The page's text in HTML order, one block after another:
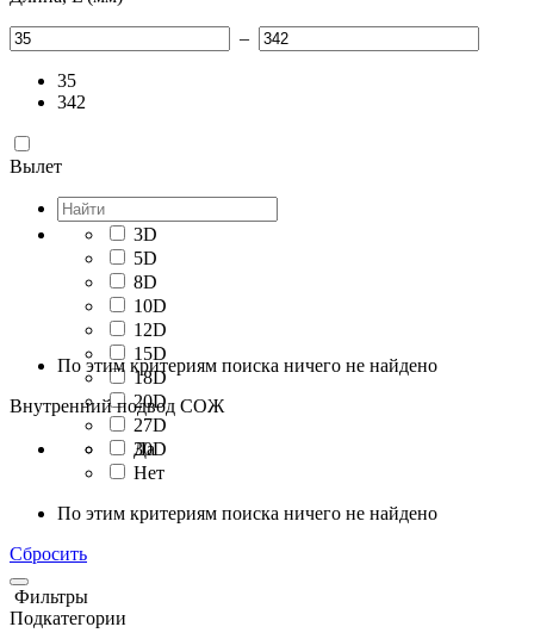
–
35
342
Вылет
3D
5D
8D
10D
12D
15D
18D
20D
27D
30D
По этим критериям поиска ничего не найдено
Внутренний подвод СОЖ
Да
Нет
По этим критериям поиска ничего не найдено
Сбросить
Фильтры
Подкатегории